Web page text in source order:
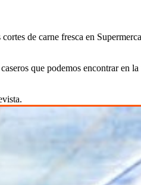
de carne fresca en
que podemos encontrar en